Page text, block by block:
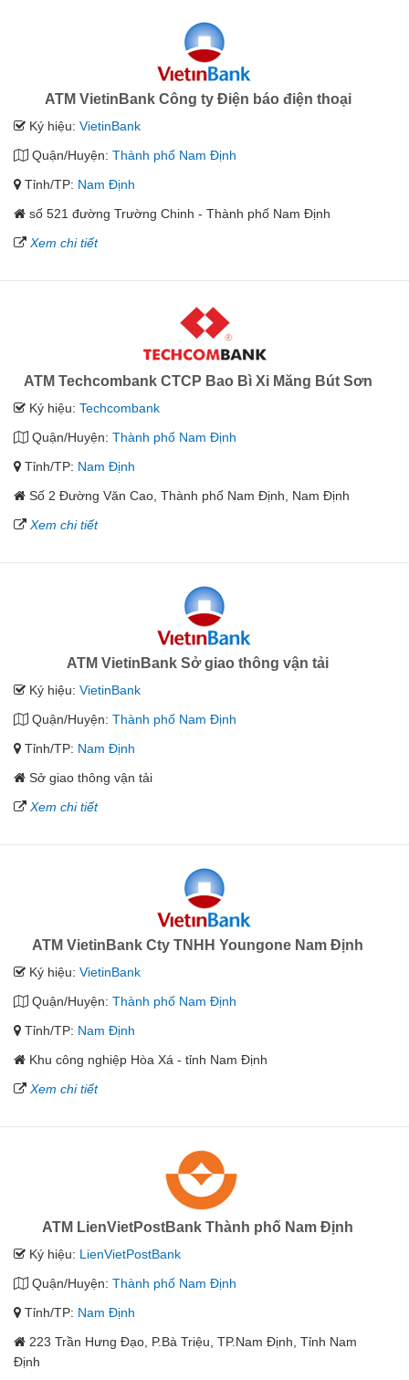
ATM VietinBank Công ty Điện báo điện thoại
Ký hiệu: VietinBank
Quận/Huyện: Thành phố Nam Định
Tỉnh/TP: Nam Định
số 521 đường Trường Chinh - Thành phố Nam Định
Xem chi tiết
ATM Techcombank CTCP Bao Bì Xi Măng Bút Sơn
Ký hiệu: Techcombank
Quận/Huyện: Thành phố Nam Định
Tỉnh/TP: Nam Định
Số 2 Đường Văn Cao, Thành phố Nam Định, Nam Định
Xem chi tiết
ATM VietinBank Sở giao thông vận tải
Ký hiệu: VietinBank
Quận/Huyện: Thành phố Nam Định
Tỉnh/TP: Nam Định
Sở giao thông vận tải
Xem chi tiết
ATM VietinBank Cty TNHH Youngone Nam Định
Ký hiệu: VietinBank
Quận/Huyện: Thành phố Nam Định
Tỉnh/TP: Nam Định
Khu công nghiệp Hòa Xá - tỉnh Nam Định
Xem chi tiết
ATM LienVietPostBank Thành phố Nam Định
Ký hiệu: LienVietPostBank
Quận/Huyện: Thành phố Nam Định
Tỉnh/TP: Nam Định
223 Trần Hưng Đạo, P.Bà Triệu, TP.Nam Định, Tỉnh Nam
Định